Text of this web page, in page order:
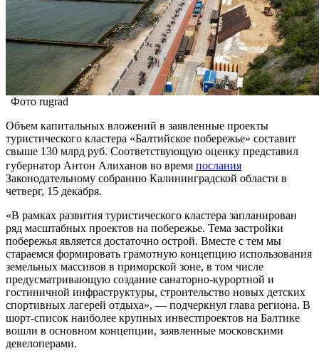
Фото rugrad
Объем капитальных вложений в заявленные проекты
туристического кластера «Балтийское побережье» составит
свыше 130 млрд руб. Соответствующую оценку представил
губернатор Антон Алиханов во время послания
Законодательному собранию Калининградской области в
четверг, 15 декабря.
«В рамках развития туристического кластера запланирован
ряд масштабных проектов на побережье. Тема застройки
побережья является достаточно острой. Вместе с тем мы
стараемся формировать грамотную концепцию использования
земельных массивов в приморской зоне, в том числе
предусматривающую создание санаторно-курортной и
гостиничной инфраструктуры, строительство новых детских
спортивных лагерей отдыха», — подчеркнул глава региона. В
шорт-список наиболее крупных инвестпроектов на Балтике
вошли в основном концепции, заявленные московскими
девелоперами.